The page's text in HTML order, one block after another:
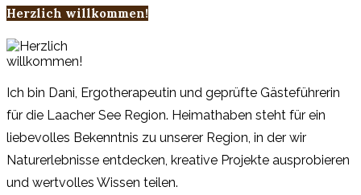
Herzlich willkommen!
Ich bin Dani, Ergotherapeutin und geprüfte Gästeführerin
für die Laacher See Region. Heimathaben steht für ein
liebevolles Bekenntnis zu unserer Region, in der wir
Naturerlebnisse entdecken, kreative Projekte ausprobieren
und wertvolles Wissen teilen.